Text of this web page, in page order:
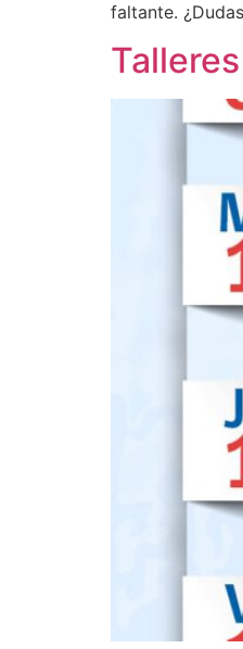
faltante.